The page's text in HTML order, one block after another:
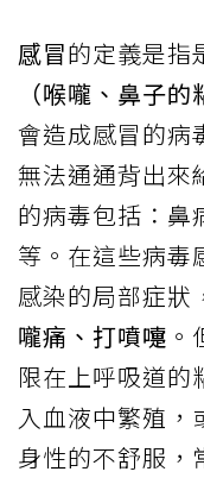
感冒的定義是指
（喉嚨、鼻子
會造成感冒的病
無法通通背出來
的病毒包括：
等。在這些病毒
感染的局部症狀
嚨痛、打噴嚏
限在上呼吸道的
入血液中繁殖，
身性的不舒服，